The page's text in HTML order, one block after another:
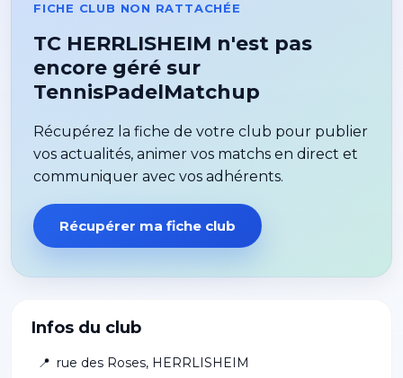
Infos du club
📍 rue des Roses, HERRLISHEIM
FICHE CLUB NON RATTACHÉE
TC HERRLISHEIM n'est pas
encore géré sur
TennisPadelMatchup
Récupérez la fiche de votre club pour publier
vos actualités, animer vos matchs en direct et
communiquer avec vos adhérents.
Récupérer ma fiche club